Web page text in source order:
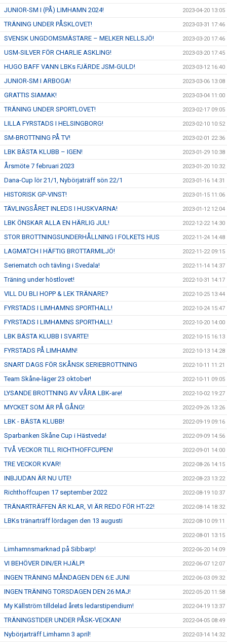
JUNIOR-SM I (PÅ) LIMHAMN 2024! 2023-04-20 13:05
TRÄNING UNDER PÅSKLOVET! 2023-03-31 17:46
SVENSK UNGDOMSMÄSTARE – MELKER NELLSJÖ! 2023-03-20 17:46
USM-SILVER FÖR CHARLIE ASKLING! 2023-03-20 17:45
HUGO BAFF VANN LBKs FJÄRDE JSM-GULD! 2023-03-12 16:40
JUNIOR-SM I ARBOGA! 2023-03-06 13:08
GRATTIS SIAMAK! 2023-03-04 11:00
TRÄNING UNDER SPORTLOVET! 2023-02-17 09:05
LILLA FYRSTADS I HELSINGBORG! 2023-02-10 10:52
SM-BROTTNING PÅ TV! 2023-02-01 22:36
LBK BÄSTA KLUBB – IGEN! 2023-01-29 10:38
Årsmöte 7 februari 2023 2023-01-20 10:32
Dana-Cup lör 21/1, Nybörjaträff sön 22/1 2023-01-16 14:31
HISTORISK GP-VINST! 2023-01-15 11:06
TÄVLINGSÅRET INLEDS I HUSKVARNA! 2023-01-12 12:04
LBK ÖNSKAR ALLA EN HÄRLIG JUL! 2022-12-22 14:30
STOR BROTTNINGSUNDERHÅLLNING I FOLKETS HUS 2022-11-24 14:48
LAGMATCH I HÄFTIG BROTTARMILJÖ! 2022-11-22 09:15
Seriematch och tävling i Svedala! 2022-11-14 14:37
Träning under höstlovet! 2022-10-31 14:17
VILL DU BLI HOPP & LEK TRÄNARE? 2022-10-25 13:44
FYRSTADS I LIMHAMNS SPORTHALL! 2022-10-24 15:47
FYRSTADS I LIMHAMNS SPORTHALL! 2022-10-20 14:00
LBK BÄSTA KLUBB I SVARTE! 2022-10-15 16:13
FYRSTADS PÅ LIMHAMN! 2022-10-13 14:28
SNART DAGS FÖR SKÅNSK SERIEBROTTNING 2022-10-11 11:21
Team Skåne-läger 23 oktober! 2022-10-11 09:05
LYSANDE BROTTNING AV VÅRA LBK-are! 2022-10-02 19:27
MYCKET SOM ÄR PÅ GÅNG! 2022-09-26 13:26
LBK - BÄSTA KLUBB! 2022-09-19 09:16
Sparbanken Skåne Cup i Hästveda! 2022-09-09 14:56
TVÅ VECKOR TILL RICHTHOFFCUPEN! 2022-09-01 14:00
TRE VECKOR KVAR! 2022-08-26 14:15
INBJUDAN ÄR NU UTE! 2022-08-23 13:22
Richthoffcupen 17 september 2022 2022-08-19 10:37
TRÄNARTRÄFFEN ÄR KLAR, VI ÄR REDO FÖR HT-22! 2022-08-14 18:32
LBKs tränarträff lördagen den 13 augusti 2022-08-10 09:11
2022-08-01 13:15
Limhamnsmarknad på Sibbarp! 2022-06-20 14:09
VI BEHÖVER DIN/ER HJÄLP! 2022-06-07 12:07
INGEN TRÄNING MÅNDAGEN DEN 6:E JUNI 2022-06-03 09:32
INGEN TRÄNING TORSDAGEN DEN 26 MAJ! 2022-05-20 11:58
My Källström tilldelad årets ledarstipendium! 2022-04-19 13:37
TRÄNINGSTIDER UNDER PÅSK-VECKAN! 2022-04-05 08:49
Nybörjarträff Limhamn 3 april! 2022-03-14 14:32